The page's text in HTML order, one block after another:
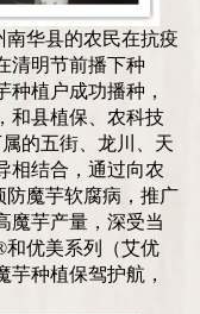
南华县的农民在抗疫
清明节前播下种
植户成功播种，
和县植保、农科技
的五街、龙川、天
相结合，通过向农
魔芋软腐病，推广
魔芋产量，深受当
和优美系列（艾优
种植保驾护航，